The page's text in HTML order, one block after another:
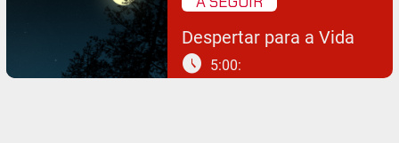
Despertar para a Vida
schedule 5:00: